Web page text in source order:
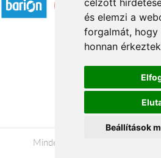
célzott
és elemzi a
forgalmát, hogy
honnan
Beállítások
Á.SZ.F.
Impresszum
Adatkezelési
Minden jog fenntartva © 2026 |